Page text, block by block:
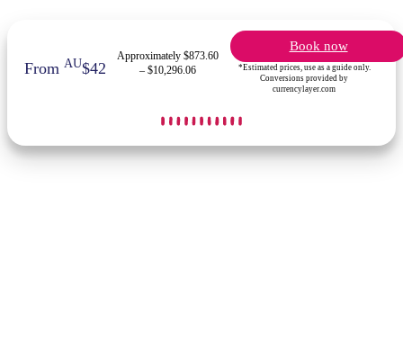
FromAU$42
Approximately $873.60
– $10,296.06
Book now
*Estimated prices, use as a guide only.
Conversions provided by
currencylayer.com